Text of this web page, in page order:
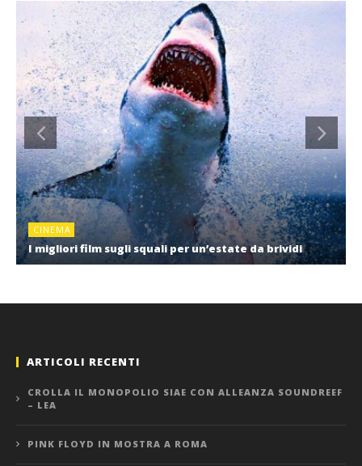
CINEMA
I migliori film sugli squali per un’estate da brividi
ARTICOLI RECENTI
CROLLA IL MONOPOLIO SIAE CON ALLEANZA SOUNDREEF
– LEA
PINK FLOYD IN MOSTRA A ROMA